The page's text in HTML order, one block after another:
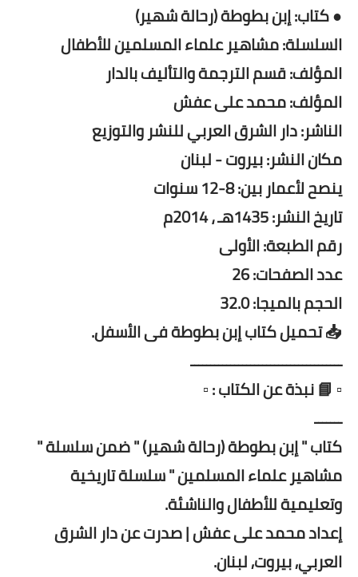
● كتاب: إبن بطوطة (رحالة شهير)
السلسلة: مشاهير علماء المسلمين للأطفال
المؤلف: قسم الترجمة والتأليف بالدار
المؤلف: محمد على عفش
الناشر: دار الشرق العربي للنشر والتوزيع
مكان النشر: بيروت - لبنان
ينصح لأعمار بين: 8-12 سنوات
تاريخ النشر: 1435هـ ، 2014م
رقم الطبعة: الأولى
عدد الصفحات: 26
الحجم بالميجا: 32.0
📥 تحميل كتاب إبن بطوطة فى الأسفل.
ــــــــــــــــــــــــــــــــــــــ
▫️ 📘 نبذة عن الكتاب : ▫️
ـــــــ
كتاب " إبن بطوطة (رحالة شهير) " ضمن سلسلة "
مشاهير علماء المسلمين " سلسلة تاريخية
وتعليمية للأطفال والناشئة.
إعداد محمد على عفش | صدرت عن دار الشرق
العربي, بيروت, لبنان.